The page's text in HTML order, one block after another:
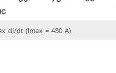
di/dt (Imax = 480 А)